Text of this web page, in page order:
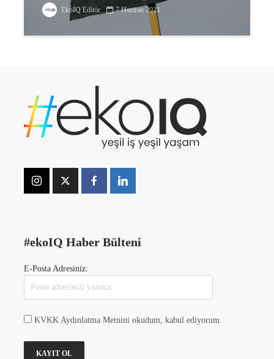
EkoIQ Editör 7 Haziran 2021
#ekoIQ Haber Bülteni
E-Posta Adresiniz:
KVKK Aydınlatma Metnini okudum, kabul ediyorum.